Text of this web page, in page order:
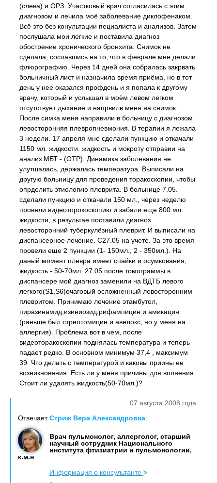
(слева) и ОРЗ. Участковый врач согласилась с этим
диагнозом и лечила моё заболевание диклофенаком.
Всё это без конультации пециалиста и анализов. Затем
послушала мои легкие и поставила диагноз
обострение хронического бронхита. Снимок не
сделала, сославшись на то, что в феврале мне делали
флюрографию. Через 14 дней она собралась закрвать
больничный лист и назначила время приёма, но в тот
день у нее оказался профдень и я попала к другому
врачу, который и услышал в моём левом легком
отсутствует дыхание и напрвилв меня на снимок.
После симка меня направили в больницу с диагнозом
левосторонняя плевропневмония. В терапии я лежала
3 недели. 17 апреля мне сделали пункцию и откачали
1150 мл. жидкости. жидкость и мокроту отправии на
анализ МБТ - (ОТР). Динамика заболевания не
улутшалась, держалась температура. Выписали на
другую больницу для проведения торакоскопии, чтобы
опрделить этиологию плеврита. В больнице 7.05.
сделали пункцию и откачали 150 мл., через неделю
провели видеоторокоскопию и забали еще 800 мл.
жидкости, в результае поставили диагноз
левосторонний туберкулёзный плеврит. И выписали на
диспансерное лечение. С27.05 на учете. За это время
провели еще 2 пункции (1- 150мл., 2 - 350мл.). На
даный момент плевра имеет спайки и осумкования,
жидкость - 50-70мл. 27.05 после томограммы в
диспансере мой диагноз заменили на ВДТБ левого
легкого(S1,S6)очаговый осложненный левосторонним
плевритом. Принимаю лечение этамбутол,
пиразинамид,изиниозид,рифампицин и амикацин
(раньше был стрептомицин и авелокс, но у меня на
аллергия). Проблема вот в чем, после
видеоторакоскопии поднялась температура и теперь
падает редко. В основном минимум 37,4 , максимум
39. Что делать с температурой и каковы приины ее
возникновения. Есть ли у меня причины для волнения.
Стоит ли удалять жидкость(50-70мл.)?
07 августа 2008 года
ОтвечаетСтриж Вера Александровна:
Врач пульмонолог, аллерголог, старший
научный сотрудник Национального
института фтизиатрии и пульмонологии,
к.м.н
Информация о консультанте